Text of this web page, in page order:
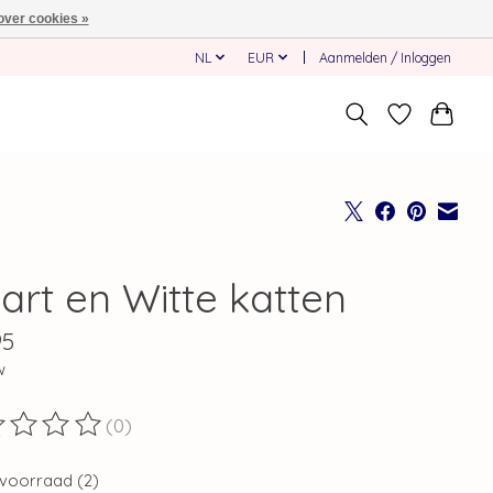
NL EUR Aanmelden / Inloggen
en Witte katten
van dit product is
(0)
(2)
cookies »